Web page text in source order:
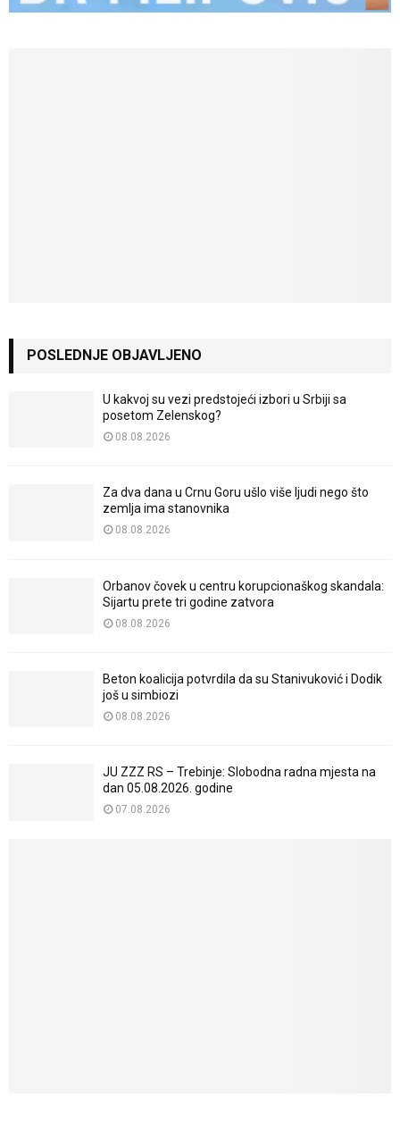
POSLEDNJE OBJAVLJENO
U kakvoj su vezi predstojeći izbori u Srbiji sa
posetom Zelenskog?
08.08.2026
Za dva dana u Crnu Goru ušlo više ljudi nego što
zemlja ima stanovnika
08.08.2026
Orbanov čovek u centru korupcionaškog skandala:
Sijartu prete tri godine zatvora
08.08.2026
Beton koalicija potvrdila da su Stanivuković i Dodik
još u simbiozi
08.08.2026
JU ZZZ RS – Trebinje: Slobodna radna mjesta na
dan 05.08.2026. godine
07.08.2026